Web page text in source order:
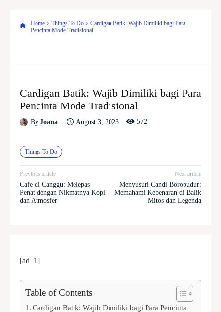
Home Things To Do
Cardigan Batik: Wajib Dimiliki bagi Para
Pencinta Mode Tradisional
Cardigan Batik: Wajib Dimiliki bagi Para
Pencinta Mode Tradisional
By Joana August 3, 2023 572
Things To Do
Previous article
Cafe di Canggu: Melepas
Penat dengan Nikmatnya Kopi
dan Atmosfer
Next article
Menyusuri Candi Borobudur:
Memahami Kebenaran di Balik
Mitos dan Legenda
[ad_1]
Table of Contents
Cardigan Batik: Wajib Dimiliki bagi Para Pencinta